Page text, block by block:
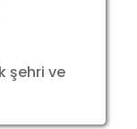
şehri ve